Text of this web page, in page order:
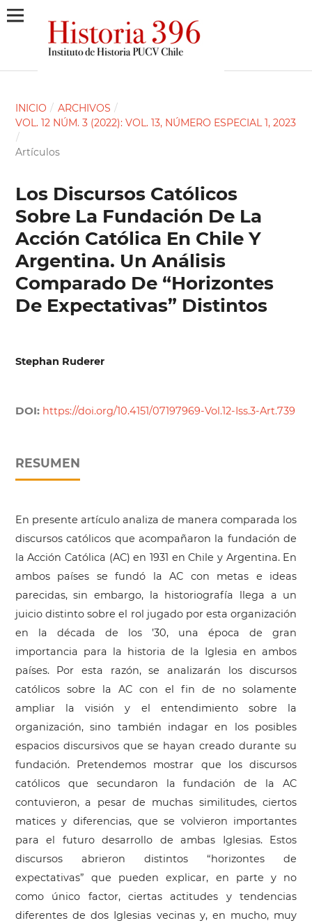
INICIO / ARCHIVOS /
VOL. 12 NÚM. 3 (2022): VOL. 13, NÚMERO ESPECIAL 1, 2023
/
Artículos
Los Discursos Católicos
Sobre La Fundación De La
Acción Católica En Chile Y
Argentina. Un Análisis
Comparado De “Horizontes
De Expectativas” Distintos
Stephan Ruderer
DOI: https://doi.org/10.4151/07197969-Vol.12-Iss.3-Art.739
RESUMEN
En presente artículo analiza de manera comparada los
discursos católicos que acompañaron la fundación de
la Acción Católica (AC) en 1931 en Chile y Argentina. En
ambos países se fundó la AC con metas e ideas
parecidas, sin embargo, la historiografía llega a un
juicio distinto sobre el rol jugado por esta organización
en la década de los ’30, una época de gran
importancia para la historia de la Iglesia en ambos
países. Por esta razón, se analizarán los discursos
católicos sobre la AC con el fin de no solamente
ampliar la visión y el entendimiento sobre la
organización, sino también indagar en los posibles
espacios discursivos que se hayan creado durante su
fundación. Pretendemos mostrar que los discursos
católicos que secundaron la fundación de la AC
contuvieron, a pesar de muchas similitudes, ciertos
matices y diferencias, que se volvieron importantes
para el futuro desarrollo de ambas Iglesias. Estos
discursos abrieron distintos “horizontes de
expectativas” que pueden explicar, en parte y no
como único factor, ciertas actitudes y tendencias
diferentes de dos Iglesias vecinas y, en mucho, muy